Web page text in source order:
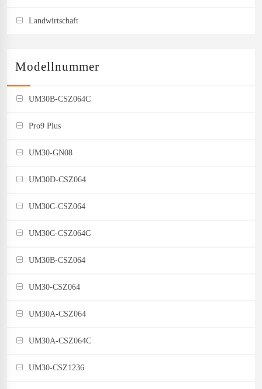
Landwirtschaft
Modellnummer
UM30B-CSZ064C
Pro9 Plus
UM30-GN08
UM30D-CSZ064
UM30C-CSZ064
UM30C-CSZ064C
UM30B-CSZ064
UM30-CSZ064
UM30A-CSZ064
UM30A-CSZ064C
UM30-CSZ1236